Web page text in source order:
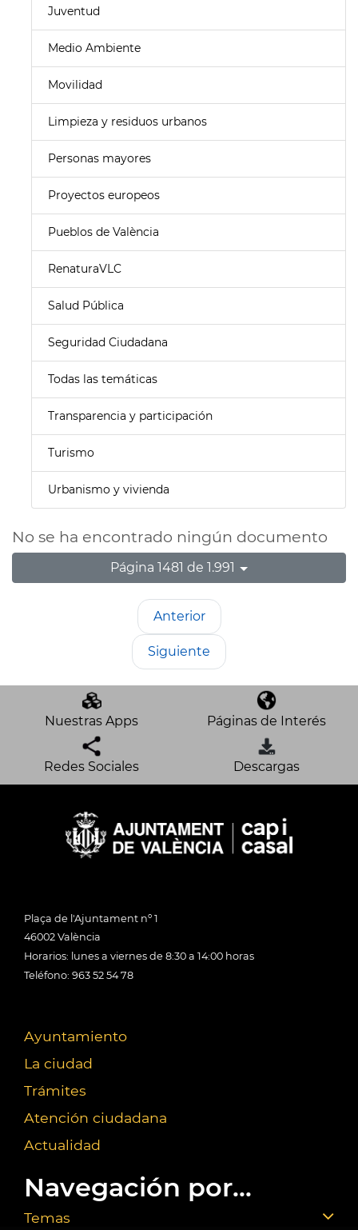
Juventud
Medio Ambiente
Movilidad
Limpieza y residuos urbanos
Personas mayores
Proyectos europeos
Pueblos de València
RenaturaVLC
Salud Pública
Seguridad Ciudadana
Todas las temáticas
Transparencia y participación
Turismo
Urbanismo y vivienda
No se ha encontrado ningún documento
Página 1481 de 1.991
Anterior
Siguiente
Nuestras Apps Páginas de Interés
Redes Sociales Descargas
Plaça de l'Ajuntament nº 1
46002 València
Horarios: lunes a viernes de 8:30 a 14:00 horas
Teléfono: 963 52 54 78
Ayuntamiento
La ciudad
Trámites
Atención ciudadana
Actualidad
Navegación por...
Temas